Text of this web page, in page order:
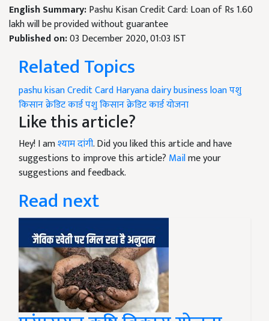
English Summary:Pashu Kisan Credit Card: Loan of Rs 1.60
lakh will be provided without guarantee
Published on:03 December 2020, 01:03 IST
Related Topics
pashu kisan Credit CardHaryana dairy business loanपशु
किसान क्रेडिट कार्डपशु किसान क्रेडिट कार्ड योजना
Like this article?
Hey! I amश्याम दांगी. Did you liked this article and have
suggestions to improve this article? Mailme your
suggestions and feedback.
Read next